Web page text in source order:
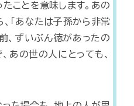
ことを意味します。あの
「あなたは子孫から非常
、ずいぶん徳があったの
あの世の人にとっても、